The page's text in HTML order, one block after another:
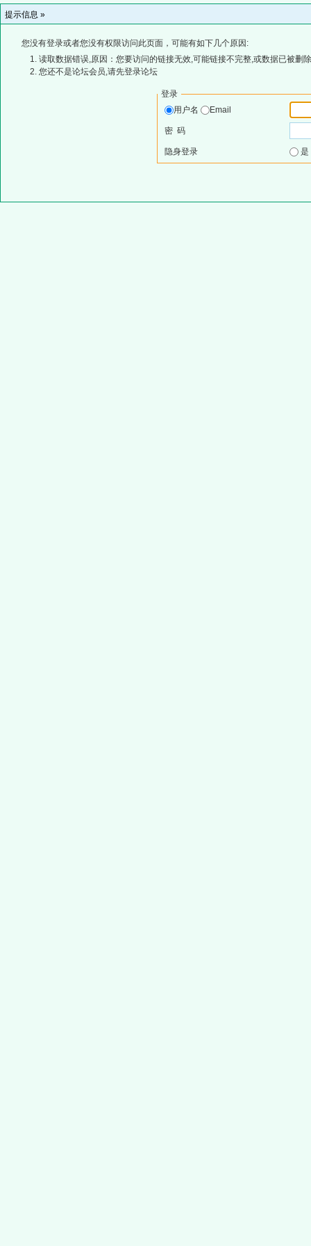
提示信息 »
您没有登录或者您没有权限访问此页面，可能有如下几个原因:
读取数据错误,原因：您要访问的链接无效,可能链接不完整,或数据已被删
您还不是论坛会员,请先登录论坛
登录
用户名
Email
密 码
隐身登录